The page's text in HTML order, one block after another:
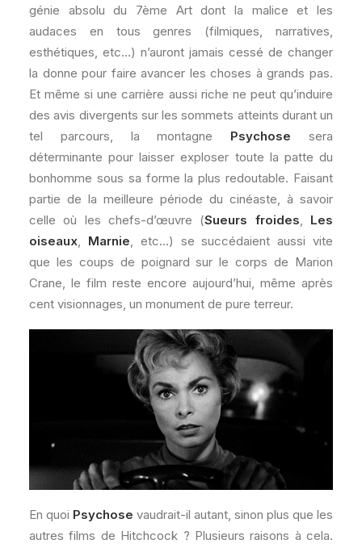
génie absolu du 7ème Art dont la malice et les
audaces en tous genres (filmiques, narratives,
esthétiques, etc…) n’auront jamais cessé de changer
la donne pour faire avancer les choses à grands pas.
Et même si une carrière aussi riche ne peut qu’induire
des avis divergents sur les sommets atteints durant un
tel parcours, la montagne Psychose sera
déterminante pour laisser exploser toute la patte du
bonhomme sous sa forme la plus redoutable. Faisant
partie de la meilleure période du cinéaste, à savoir
celle où les chefs-d’œuvre (Sueurs froides, Les
oiseaux, Marnie, etc…) se succédaient aussi vite
que les coups de poignard sur le corps de Marion
Crane, le film reste encore aujourd’hui, même après
cent visionnages, un monument de pure terreur.
En quoi Psychose vaudrait-il autant, sinon plus que les
autres films de Hitchcock ? Plusieurs raisons à cela.